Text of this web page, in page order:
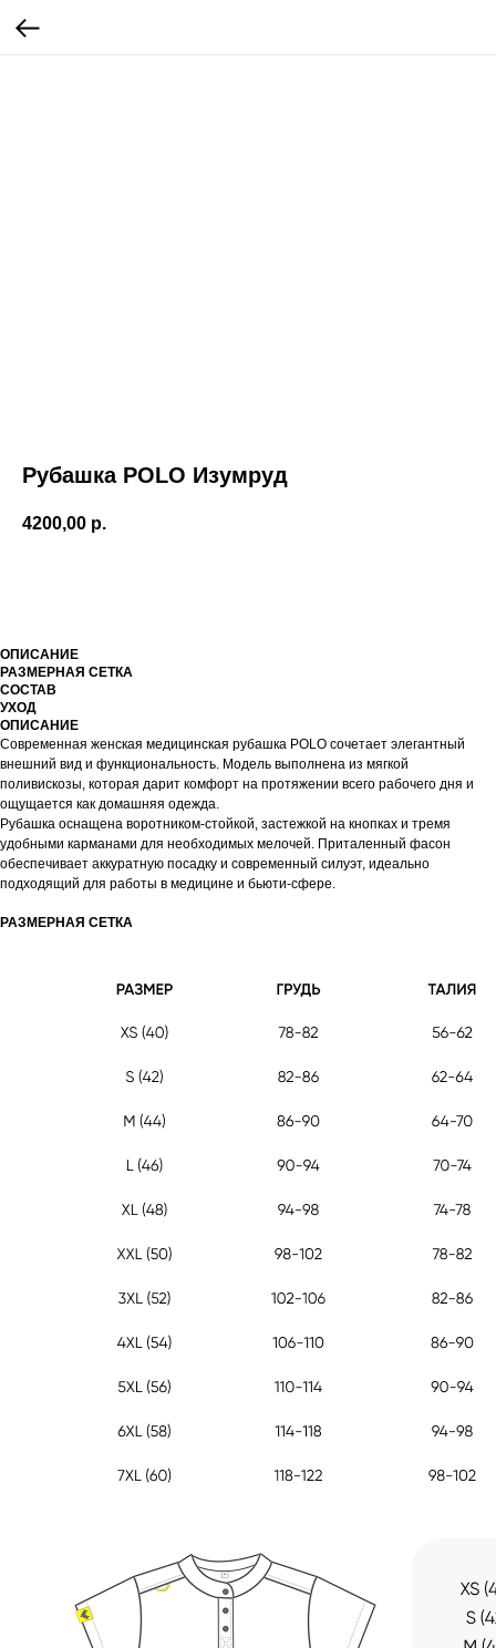
Рубашка POLO Изумруд
4200,00 р.
ОПИСАНИЕ
РАЗМЕРНАЯ СЕТКА
СОСТАВ
УХОД
ОПИСАНИЕ
Современная женская медицинская рубашка POLO сочетает элегантный
внешний вид и функциональность. Модель выполнена из мягкой
поливискозы, которая дарит комфорт на протяжении всего рабочего дня и
ощущается как домашняя одежда.
Рубашка оснащена воротником-стойкой, застежкой на кнопках и тремя
удобными карманами для необходимых мелочей. Приталенный фасон
обеспечивает аккуратную посадку и современный силуэт, идеально
подходящий для работы в медицине и бьюти-сфере.
РАЗМЕРНАЯ СЕТКА